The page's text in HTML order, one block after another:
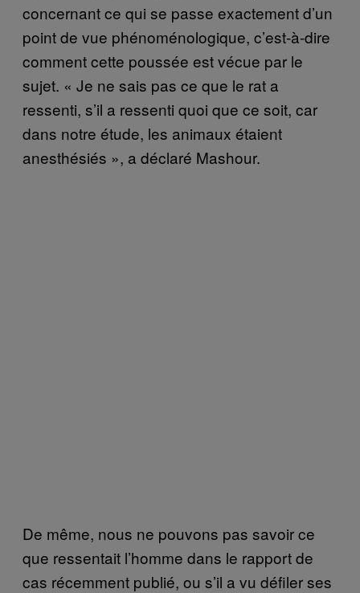
concernant ce qui se passe exactement d’un
point de vue phénoménologique, c’est-à-dire
comment cette poussée est vécue par le
sujet. « Je ne sais pas ce que le rat a
ressenti, s’il a ressenti quoi que ce soit, car
dans notre étude, les animaux étaient
anesthésiés », a déclaré Mashour.
De même, nous ne pouvons pas savoir ce
que ressentait l’homme dans le rapport de
cas récemment publié, ou s’il a vu défiler ses